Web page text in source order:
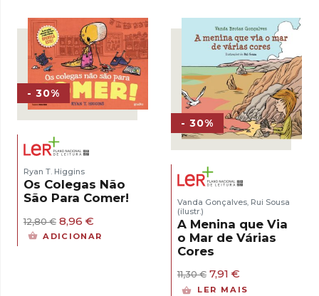
14,90 €.10,43 €.
- 30%
Ryan T. Higgins
Os Colegas Não
São Para Comer!
12,80€ O
preço
8,96 €
preço
ADICIONAR
- 30%
Vanda Gonçalves, Rui Sousa
(ilustr.)
A Menina que Via
o Mar de Várias
Cores
11,30€ O
preço
7,91 €
preço
LER MAIS